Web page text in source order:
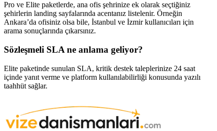
Pro ve Elite paketlerde, ana ofis şehrinize ek olarak seçtiğiniz
şehirlerin landing sayfalarında acentanız listelenir. Örneğin
Ankara’da ofisiniz olsa bile, İstanbul ve İzmir kullanıcıları için
arama sonuçlarında çıkarsınız.
Sözleşmeli SLA ne anlama geliyor?
Elite paketinde sunulan SLA, kritik destek taleplerinize 24 saat
içinde yanıt verme ve platform kullanılabilirliği konusunda yazılı
taahhüt sağlar.